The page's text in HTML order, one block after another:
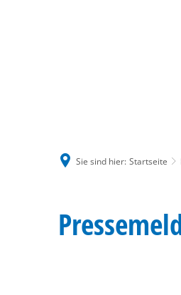
Sie sind hier: Startseite